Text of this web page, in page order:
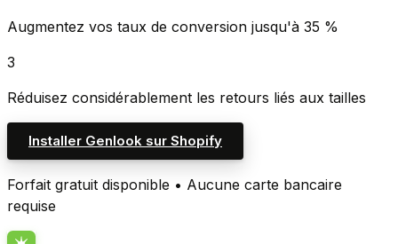
Augmentez vos taux de conversion jusqu'à 35 %
3
Réduisez considérablement les retours liés aux tailles
Installer Genlook sur Shopify
Forfait gratuit disponible • Aucune carte bancaire
requise